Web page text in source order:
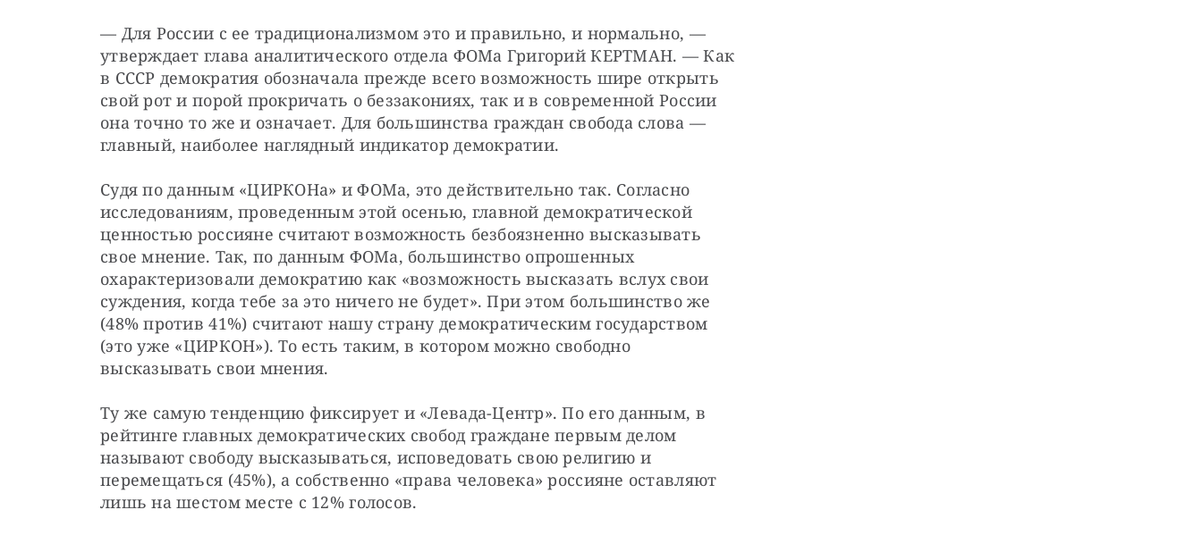
— Для России с ее традиционализмом это и правильно, и нормально, —
утверждает глава аналитического отдела ФОМа Григорий КЕРТМАН. — Как
в СССР демократия обозначала прежде всего возможность шире открыть
свой рот и порой прокричать о беззакониях, так и в современной России
она точно то же и означает. Для большинства граждан свобода слова —
главный, наиболее наглядный индикатор демократии.
Судя по данным «ЦИРКОНа» и ФОМа, это действительно так. Согласно
исследованиям, проведенным этой осенью, главной демократической
ценностью россияне считают возможность безбоязненно высказывать
свое мнение. Так, по данным ФОМа, большинство опрошенных
охарактеризовали демократию как «возможность высказать вслух свои
суждения, когда тебе за это ничего не будет». При этом большинство же
(48% против 41%) считают нашу страну демократическим государством
(это уже «ЦИРКОН»). То есть таким, в котором можно свободно
высказывать свои мнения.
Ту же самую тенденцию фиксирует и «Левада-Центр». По его данным, в
рейтинге главных демократических свобод граждане первым делом
называют свободу высказываться, исповедовать свою религию и
перемещаться (45%), а собственно «права человека» россияне оставляют
лишь на шестом месте с 12% голосов.